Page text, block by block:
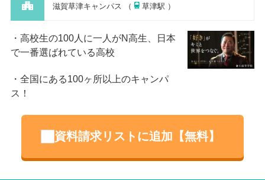
滋賀草津キャンパス （ 草津駅 ）
高校生の100人に一人がN高生、日本
で一番選ばれている高校
全国にある100ヶ所以上のキャンパ
ス！
資料請求リストに追加【無料】